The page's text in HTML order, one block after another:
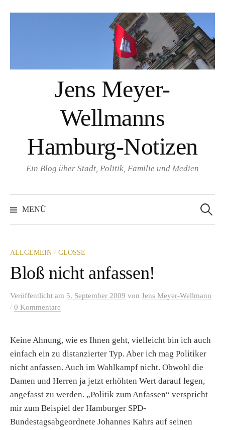
Jens Meyer-
Wellmanns
Hamburg-Notizen
Ein Blog über Stadt, Politik, Familie und Medien
MENÜ
nach:
ALLGEMEIN / GLOSSE
Bloß nicht anfassen!
Veröffentlicht am 5. September 2009 von Jens Meyer-Wellmann
/ 0 Kommentare
Keine Ahnung, wie es Ihnen geht, vielleicht bin ich auch
einfach ein zu distanzierter Typ. Aber ich mag Politiker
nicht anfassen. Auch im Wahlkampf nicht. Obwohl die
Damen und Herren ja jetzt erhöhten Wert darauf legen,
angefasst zu werden. „Politik zumAnfassen“ verspricht
mir zum Beispiel der Hamburger SPD-
Bundestagsabgeordnete Johannes Kahrs auf seinen